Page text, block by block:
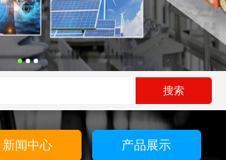
新闻中心 产品展示